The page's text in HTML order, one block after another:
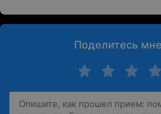
Поделитесь